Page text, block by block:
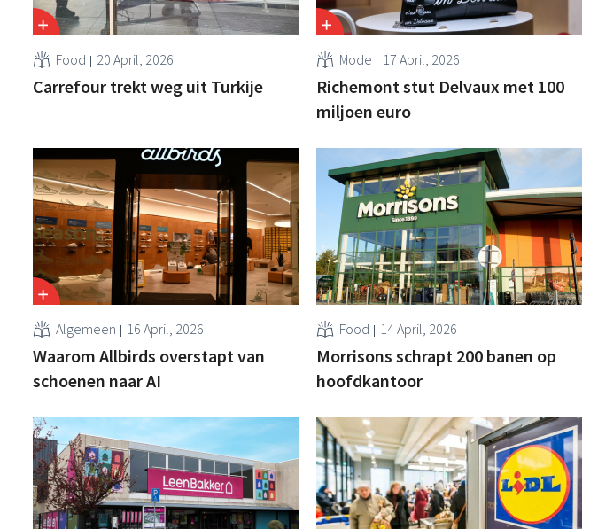
Food 20 April, 2026
Carrefour trekt weg uit Turkije
Mode 17 April, 2026
Richemont stut Delvaux met 100
miljoen euro
Algemeen 16 April, 2026
Waarom Allbirds overstapt van
schoenen naar AI
Food 14 April, 2026
Morrisons schrapt 200 banen op
hoofdkantoor